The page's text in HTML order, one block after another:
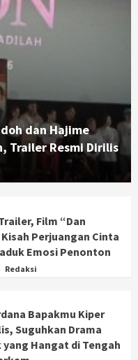
dan Hajime
Trailer Resmi Dirilis
Film “Dan
Perjuangan Cinta
Emosi Penonton
Redaksi
Bapakmu Kiper
Suguhkan Drama
yang Hangat di Tengah